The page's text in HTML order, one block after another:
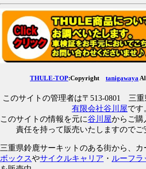
THULE-TOP:Copyright tanigawaya
このサイトの管理者は〒513-0801 三重
有限会社谷川屋です
このサイトの情報を元に谷川屋からご購
責任を持って販売いたしますのでご
三重県鈴鹿サーキットのある街から、カ
ボックスやサイクルキャリア ・ ルーフラ